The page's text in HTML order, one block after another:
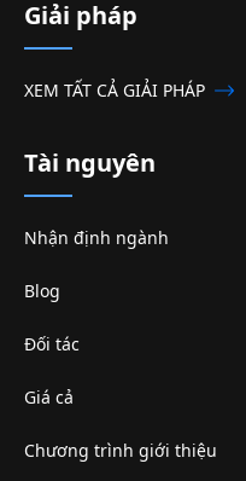
Giải pháp
XEM TẤT CẢ GIẢI PHÁP
Tài nguyên
Nhận định ngành
Blog
Đối tác
Giá cả
Chương trình giới thiệu